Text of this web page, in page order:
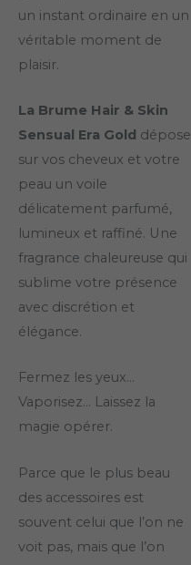
un instant ordinaire en un
véritable moment de
plaisir.
La Brume Hair & Skin
Sensual Era Gold dépose
sur vos cheveux et votre
peau un voile
délicatement parfumé,
lumineux et raffiné. Une
fragrance chaleureuse qui
sublime votre présence
avec discrétion et
élégance.
Fermez les yeux…
Vaporisez… Laissez la
magie opérer.
Parce que le plus beau
des accessoires est
souvent celui que l’on ne
voit pas, mais que l’on